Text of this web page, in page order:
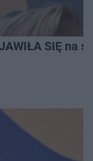
SIĘ na